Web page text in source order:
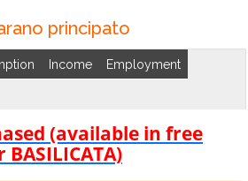
San Marco
Argentano
San Nicola Arcella
San Pietro in
principato
Income Employment
(available in free